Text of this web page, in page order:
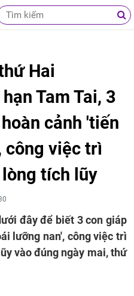
Hai
Tam Tai, 3
cảnh 'tiến
công việc trì
tích lũy
đây để biết 3 con giáp
lưỡng nan', công việc trì
vào đúng ngày mai, thứ